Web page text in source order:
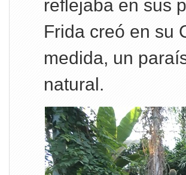
reflejaba en sus
Frida creó en su
medida, un
natural.